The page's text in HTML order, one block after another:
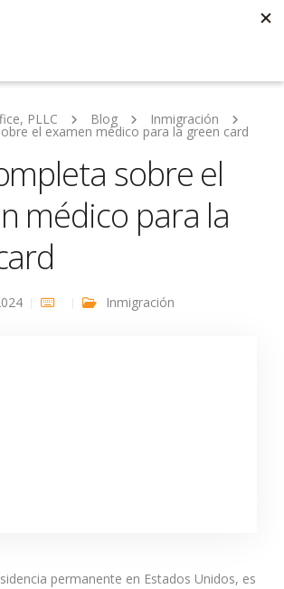
PLLC Blog Inmigración
el examen médico para la green card
sobre el
médico para la
Inmigración
permanente en Estados Unidos, es